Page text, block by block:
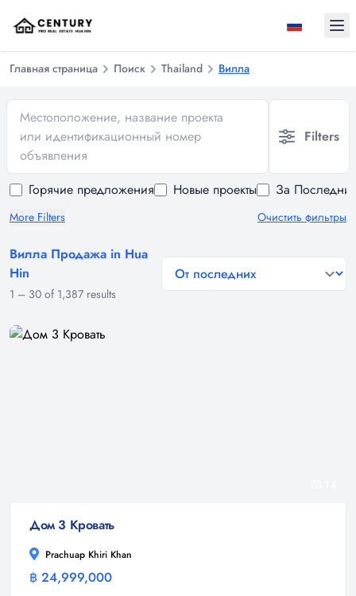
Главная страница Поиск Thailand Вилла
Местоположение, название проекта
или идентификационный номер
объявления
Filters
Горячие предложения Новые проекты За
More Filters Очистить фильтры
Вилла Продажа in Hua
Hin
1 – 30 of 1,387 results
general.sort-by
Дом 3 Кровать
Prachuap Khiri Khan
฿ 24,999,000